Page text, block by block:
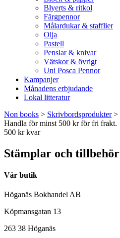
Blyerts & ritkol
Färgpennor
Målardukar & stafflier
Olja
Pastell
Penslar & knivar
Vätskor & övrigt
Uni Posca Pennor
Kampanjer
Månadens erbjudande
Lokal litteratur
Non books > Skrivbordsprodukter>
Handla för minst 500 kr för fri frakt.
500 kr kvar
Stämplar och tillbehör
Vår butik
Höganäs Bokhandel AB
Köpmansgatan 13
263 38 Höganäs